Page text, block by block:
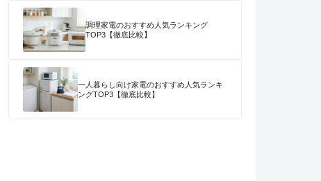
調理家電のおすすめ人気ランキング
TOP3【徹底比較】
一人暮らし向け家電のおすすめ人気ランキ
ングTOP3【徹底比較】